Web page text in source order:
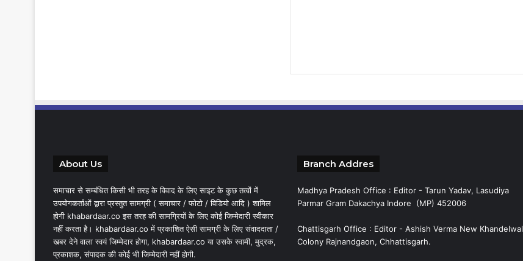
About Us
समाचार से सम्बंधित किसी भी तरह के विवाद के लिए साइट के कुछ तत्वों में
उपयोगकर्ताओं द्वारा प्रस्तुत सामग्री ( समाचार / फोटो / विडियो आदि ) शामिल
होगी khabardaar.co इस तरह की सामग्रियों के लिए कोई जिम्मेदारी स्वीकार
नहीं करता है। khabardaar.co में प्रकाशित ऐसी सामग्री के लिए संवाददाता /
खबर देने वाला स्वयं जिम्मेदार होगा, khabardaar.co या उसके स्वामी, मुद्रक,
प्रकाशक, संपादक की कोई भी जिम्मेदारी नहीं होगी.
Branch Addres
Madhya Pradesh Office : Editor - Tarun Yadav, Lasudiya
Parmar Gram Dakachya Indore (MP) 452006
Chattisgarh Office : Editor - Ashish Verma New Khandelwal
Colony Rajnandgaon, Chhattisgarh.